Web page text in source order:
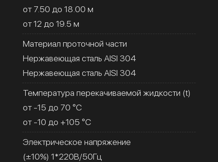
от 7.50 до 18.00 м
от 12 до 19.5 м
Материал проточной части
Нержавеющая сталь AISI 304
Нержавеющая сталь AISI 304
Температура перекачиваемой жидкости (t)
от -15 до 70 °C
от -10 до +105 °C
Электрическое напряжение
(±10%) 1*220В/50Гц